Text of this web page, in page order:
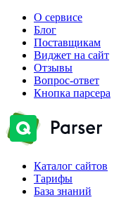
О сервисе
Блог
Поставщикам
Виджет на сайт
Отзывы
Вопрос-ответ
Кнопка парсера
Каталог сайтов
Тарифы
База знаний